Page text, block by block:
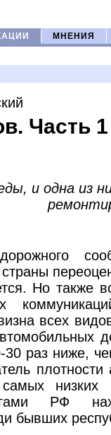
МНЕНИЯ
Часть
и одна из
Но также
всех
30 раз ниже,
плотности
РФ
бывших